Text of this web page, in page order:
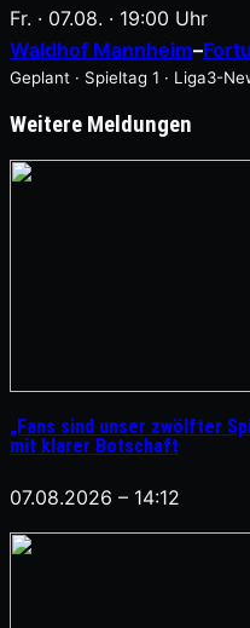
Fr. · 07.08. · 19:00 Uhr
Waldhof Mannheim–
Geplant · Spieltag 1 · Liga3-
Weitere Meldungen
„Fans sind unser zwölfter
mit klarer Botschaft
07.08.2026 – 14:12